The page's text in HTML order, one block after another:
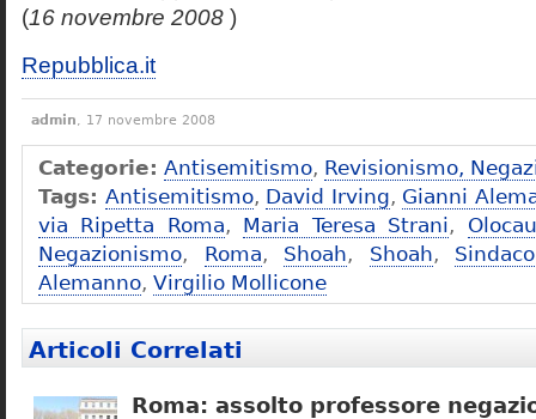
(16 novembre 2008 )
Repubblica.it
admin, 17 novembre 2008
Categorie: Antisemitismo, Revisionismo,
Tags: Antisemitismo, David Irving, Gianni
via Ripetta Roma, Maria Teresa Strani,
Negazionismo, Roma, Shoah, Shoah,
Alemanno, Virgilio Mollicone
Articoli Correlati
Roma: assolto professore